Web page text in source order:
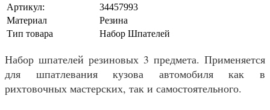
Артикул:
34457993
Материал
Резина
Тип товара
Набор Шпателей
Набор шпателей резиновых 3 предмета. Применяется
для шпатлевания кузова автомобиля как в
рихтовочных мастерских, так и самостоятельного.